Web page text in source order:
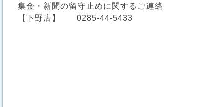
集金・新聞の留守止めに関するご連絡
【下野店】 0285-44-5433